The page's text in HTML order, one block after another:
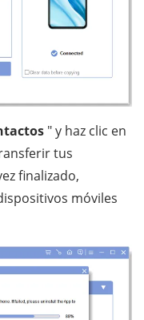
" y haz clic en
tus
finalizado,
móviles